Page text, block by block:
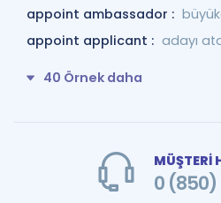
appoint ambassador :
appoint applicant : adayı
40 Örnek daha
MÜŞTERİ
0 (850)